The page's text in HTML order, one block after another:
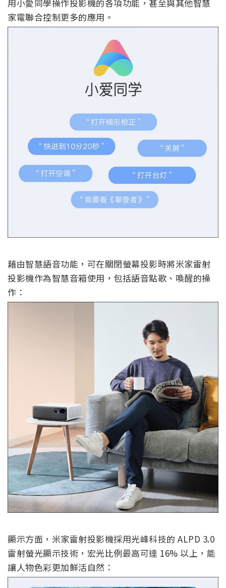
用小愛同學操作投影機的各項功能，甚至與其他智慧
家電聯合控制更多的應用。
藉由智慧語音功能，可在關閉螢幕投影時將米家雷射
投影機作為智慧音箱使用，包括語音點歌、喚醒的操
作：
顯示方面，米家雷射投影機採用光峰科技的 ALPD 3.0
雷射螢光顯示技術，宏光比例最高可達 16% 以上，能
讓人物色彩更加鮮活自然：